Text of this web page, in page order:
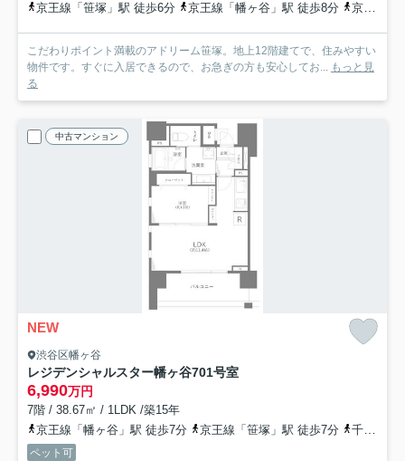
京王線「笹塚」駅 徒歩6分
京王線「幡ヶ谷」駅 徒歩8分 京王線「初台」駅 徒歩13分
こだわりポイント満載のアドリーム笹塚。地上12階建てで、住みやすい
物件です。すぐに入居できるので、お急ぎの方も安心してお... もっと見
る
中古マンション
NEW
渋谷区幡ヶ谷
レジデンシャルスター幡ヶ谷701号室
6,990万円
7階 / 38.67㎡ / 1LDK /築15年
京王線「幡ヶ谷」駅 徒歩7分
京王線「笹塚」駅 徒歩7分 千代田線「代々木上原」駅 徒歩18分
ペット可